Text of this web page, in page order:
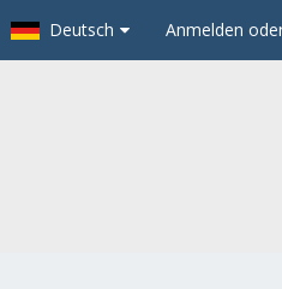
Deutsch Anmelden